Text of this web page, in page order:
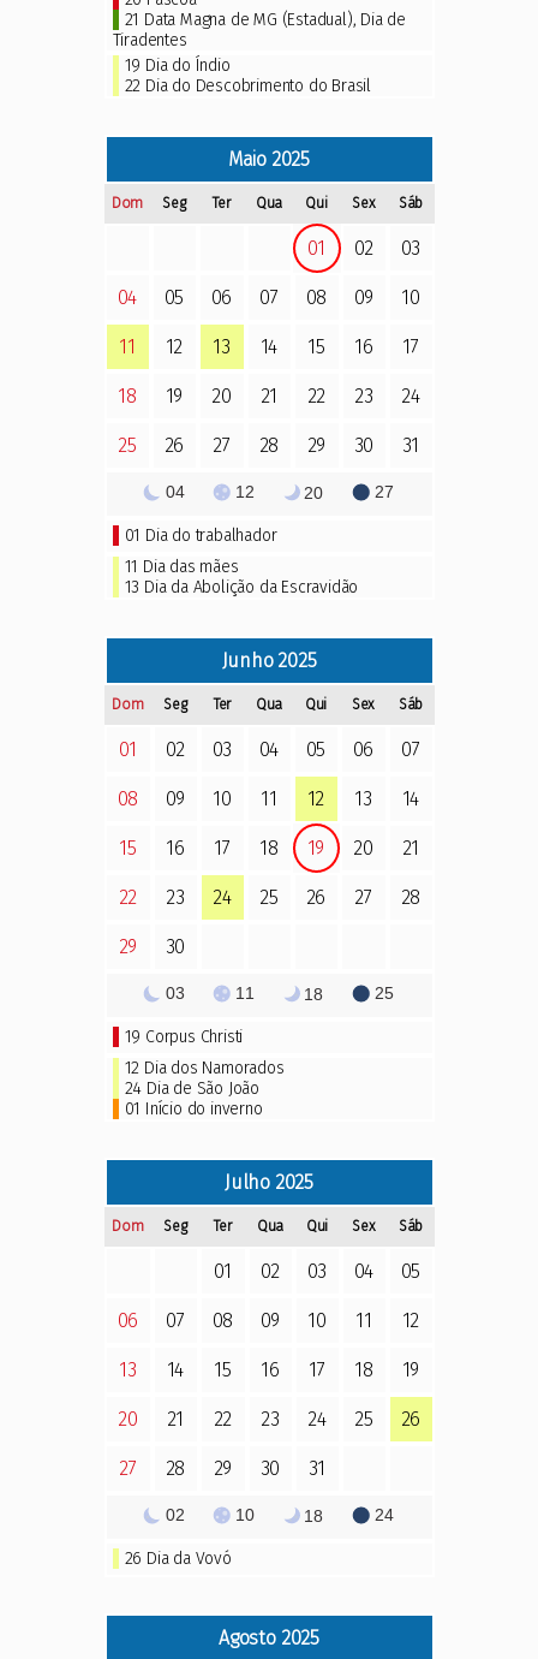
21 Data Magna de MG (Estadual), Dia de
Tiradentes
19 Dia do Índio
22 Dia do Descobrimento do Brasil
Maio 2025
Dom Seg Ter Qua Qui Sex Sáb
01 02 03
04 05 06 07 08 09 10
11 12 13 14 15 16 17
18 19 20 21 22 23 24
25 26 27 28 29 30 31
04 12 20 27
01 Dia do trabalhador
11 Dia das mães
13 Dia da Abolição da Escravidão
Junho2025
Dom Seg Ter Qua Qui Sex Sáb
01 02 03 04 05 06 07
08 09 10 11 12 13 14
15 16 17 18 19 20 21
22 23 24 25 26 27 28
29 30
03 11 18 25
19 Corpus Christi
12 Dia dos Namorados
24 Dia de São João
01 Início do inverno
Julho 2025
Dom Seg Ter Qua Qui Sex Sáb
01 02 03 04 05
06 07 08 09 10 11 12
13 14 15 16 17 18 19
20 21 22 23 24 25 26
27 28 29 30 31
02 10 18 24
26 Dia da Vovó
Agosto2025